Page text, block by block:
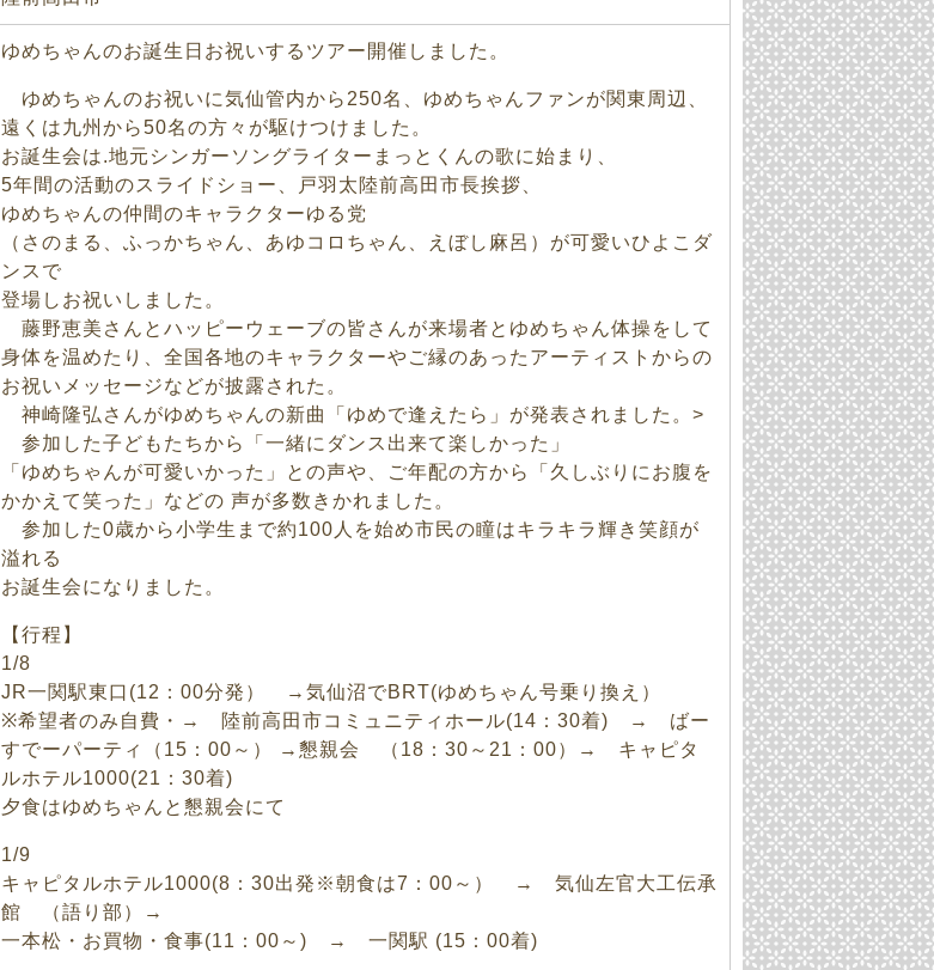
ゆめちゃんのお誕生日お祝いするツアー開催しました。
ゆめちゃんのお祝いに気仙管内から250名、ゆめちゃんファンが関東周辺、
遠くは九州から50名の方々が駆けつけました。
お誕生会は.地元シンガーソングライターまっとくんの歌に始まり、
5年間の活動のスライドショー、戸羽太陸前高田市長挨拶、
ゆめちゃんの仲間のキャラクターゆる党
（さのまる、ふっかちゃん、あゆコロちゃん、えぼし麻呂）が可愛いひよこダ
ンスで
登場しお祝いしました。
藤野恵美さんとハッピーウェーブの皆さんが来場者とゆめちゃん体操をして
身体を温めたり、全国各地のキャラクターやご縁のあったアーティストからの
お祝いメッセージなどが披露された。
神崎隆弘さんがゆめちゃんの新曲「ゆめで逢えたら」が発表されました。>
参加した子どもたちから「一緒にダンス出来て楽しかった」
「ゆめちゃんが可愛いかった」との声や、ご年配の方から「久しぶりにお腹を
かかえて笑った」などの 声が多数きかれました。
参加した0歳から小学生まで約100人を始め市民の瞳はキラキラ輝き笑顔が
溢れる
お誕生会になりました。
【行程】
1/8
JR一関駅東口(12：00分発） →気仙沼でBRT(ゆめちゃん号乗り換え）
※希望者のみ自費・→ 陸前高田市コミュニティホール(14：30着) → ばー
すでーパーティ（15：00～） →懇親会 （18：30～21：00）→ キャピタ
ルホテル1000(21：30着)
夕食はゆめちゃんと懇親会にて
1/9
キャピタルホテル1000(8：30出発※朝食は7：00～） → 気仙左官大工伝承
館 （語り部）→
一本松・お買物・食事(11：00～) → 一関駅 (15：00着)